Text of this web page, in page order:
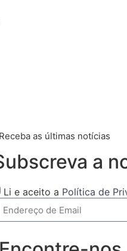
Receba as últimas notícias
a
Li e aceito a Política de